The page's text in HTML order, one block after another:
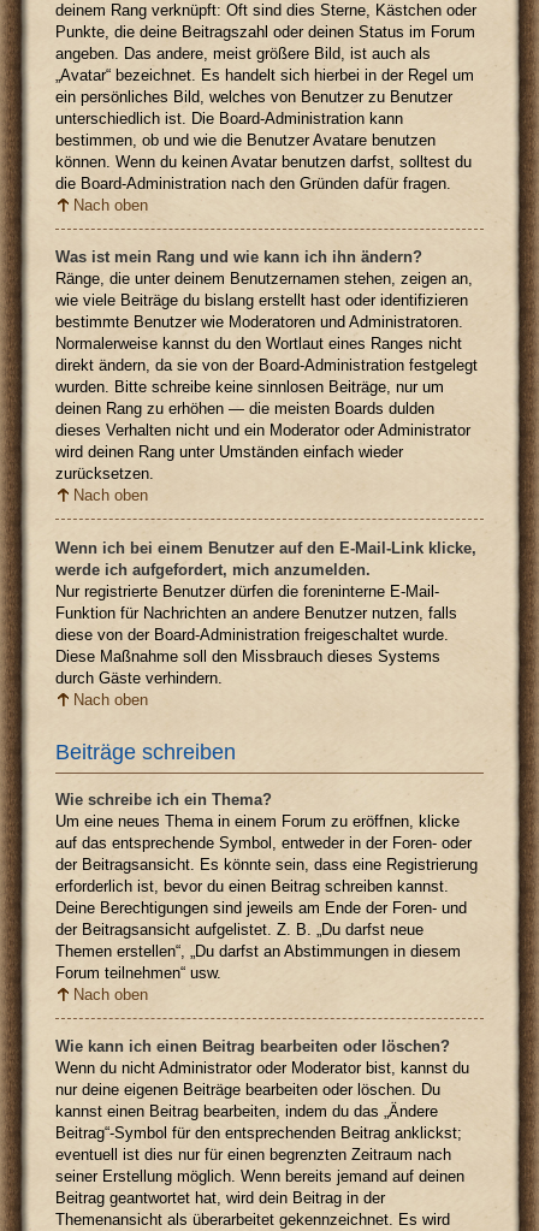
deinem Rang verknüpft: Oft sind dies Sterne, Kästchen oder
Punkte, die deine Beitragszahl oder deinen Status im Forum
angeben. Das andere, meist größere Bild, ist auch als
„Avatar“ bezeichnet. Es handelt sich hierbei in der Regel um
ein persönliches Bild, welches von Benutzer zu Benutzer
unterschiedlich ist. Die Board-Administration kann
bestimmen, ob und wie die Benutzer Avatare benutzen
können. Wenn du keinen Avatar benutzen darfst, solltest du
die Board-Administration nach den Gründen dafür fragen.
Nach oben
Was ist mein Rang und wie kann ich ihn ändern?
Ränge, die unter deinem Benutzernamen stehen, zeigen an,
wie viele Beiträge du bislang erstellt hast oder identifizieren
bestimmte Benutzer wie Moderatoren und Administratoren.
Normalerweise kannst du den Wortlaut eines Ranges nicht
direkt ändern, da sie von der Board-Administration festgelegt
wurden. Bitte schreibe keine sinnlosen Beiträge, nur um
deinen Rang zu erhöhen — die meisten Boards dulden
dieses Verhalten nicht und ein Moderator oder Administrator
wird deinen Rang unter Umständen einfach wieder
zurücksetzen.
Nach oben
Wenn ich bei einem Benutzer auf den E-Mail-Link klicke,
werde ich aufgefordert, mich anzumelden.
Nur registrierte Benutzer dürfen die foreninterne E-Mail-
Funktion für Nachrichten an andere Benutzer nutzen, falls
diese von der Board-Administration freigeschaltet wurde.
Diese Maßnahme soll den Missbrauch dieses Systems
durch Gäste verhindern.
Nach oben
Beiträge schreiben
Wie schreibe ich ein Thema?
Um eine neues Thema in einem Forum zu eröffnen, klicke
auf das entsprechende Symbol, entweder in der Foren- oder
der Beitragsansicht. Es könnte sein, dass eine Registrierung
erforderlich ist, bevor du einen Beitrag schreiben kannst.
Deine Berechtigungen sind jeweils am Ende der Foren- und
der Beitragsansicht aufgelistet. Z. B. „Du darfst neue
Themen erstellen“, „Du darfst an Abstimmungen in diesem
Forum teilnehmen“ usw.
Nach oben
Wie kann ich einen Beitrag bearbeiten oder löschen?
Wenn du nicht Administrator oder Moderator bist, kannst du
nur deine eigenen Beiträge bearbeiten oder löschen. Du
kannst einen Beitrag bearbeiten, indem du das „Ändere
Beitrag“-Symbol für den entsprechenden Beitrag anklickst;
eventuell ist dies nur für einen begrenzten Zeitraum nach
seiner Erstellung möglich. Wenn bereits jemand auf deinen
Beitrag geantwortet hat, wird dein Beitrag in der
Themenansicht als überarbeitet gekennzeichnet. Es wird